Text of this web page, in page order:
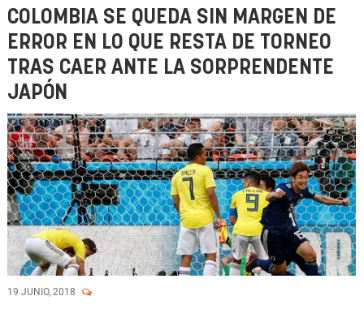
COLOMBIA SE QUEDA SIN MARGEN DE
ERROR EN LO QUE RESTA DE TORNEO
TRAS CAER ANTE LA SORPRENDENTE
JAPÓN
19 JUNIO, 2018